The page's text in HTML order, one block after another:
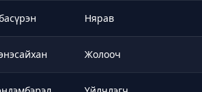
Нярав
Жолооч